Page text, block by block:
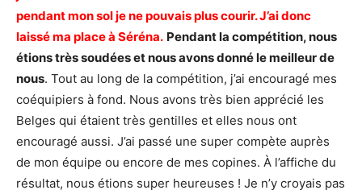
pendant mon sol je ne pouvais plus courir. J’ai donc
laissé ma place à Séréna. Pendant la compétition, nous
étions très soudées et nous avons donné le meilleur de
nous. Tout au long de la compétition, j’ai encouragé mes
coéquipiers à fond. Nous avons très bien apprécié les
Belges qui étaient très gentilles et elles nous ont
encouragé aussi. J’ai passé une super compète auprès
de mon équipe ou encore de mes copines. À l’affiche du
résultat, nous étions super heureuses ! Je n’y croyais pas